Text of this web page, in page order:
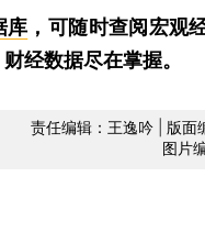
库 ，可随时查阅宏观
经数据尽在掌握。
责任编辑：王逸吟 | 版面
图片